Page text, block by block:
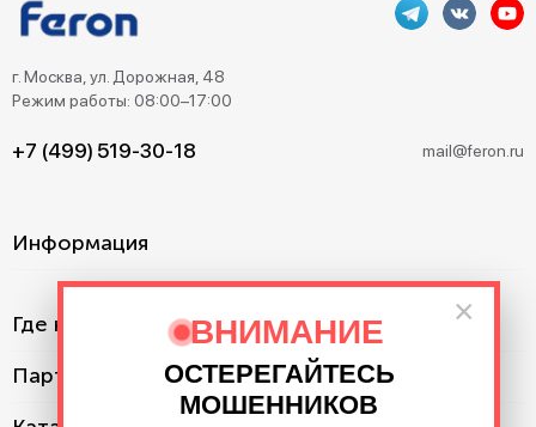
×
ВНИМАНИЕ
ОСТЕРЕГАЙТЕСЬ
МОШЕННИКОВ
г. Москва, ул. Дорожная, 48
Режим работы: 08:00–17:00
+7 (499) 519-30-18 mail@feron.ru
Информация
Где купить?
Партнерам